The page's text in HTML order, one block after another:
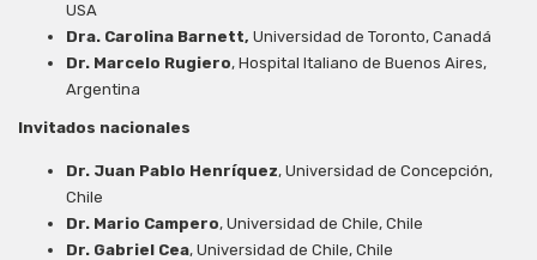
USA
Dra. Carolina Barnett, Universidad de Toronto, Canadá
Dr. Marcelo Rugiero, Hospital Italiano de Buenos Aires,
Argentina
Invitados nacionales
Dr. Juan Pablo Henríquez, Universidad de Concepción,
Chile
Dr. Mario Campero, Universidad de Chile, Chile
Dr. Gabriel Cea, Universidad de Chile, Chile